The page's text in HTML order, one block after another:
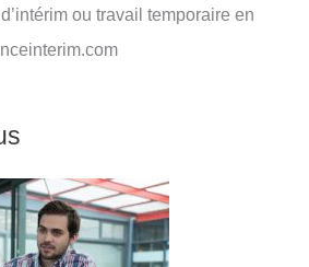
ou travail temporaire en